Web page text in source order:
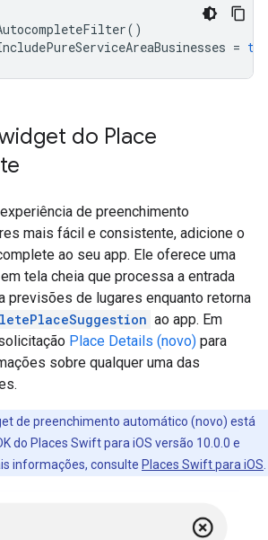
()
=
do Place
de preenchimento
mais fácil e consistente, adicione o
ao seu app. Ele oferece uma
tela cheia que processa a entrada
previsões de lugares enquanto retorna
ao app. Em
Place Details (novo) para
sobre qualquer uma das
de preenchimento automático (novo) está
do Places Swift para iOS versão 10.0.0 e
informações, consulte Places Swift para iOS